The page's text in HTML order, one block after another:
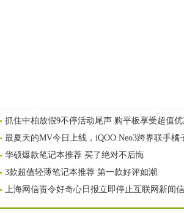
抓住中柏放假9不停活动尾声 购平板享受超值
最夏天的MV今日上线，iQOO Neo3跨界联手橘
华硕爆款笔记本推荐 买了绝对不后悔
3款超值轻薄笔记本推荐 第一款好评如潮
上海网信责令好奇心日报立即停止互联网新闻